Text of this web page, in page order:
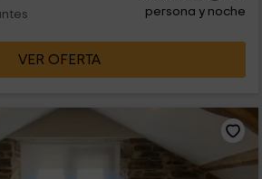
persona y noche
VER OFERTA